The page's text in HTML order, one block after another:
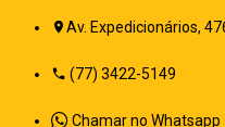
Av. Expedicionários,
(77) 3422-5149
Chamar no Whatsapp